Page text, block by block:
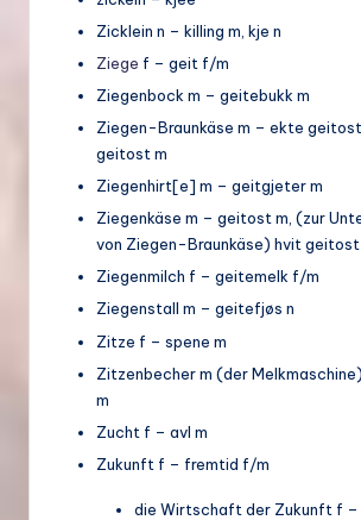
Zicklein n – killing m, kje n
Ziege f – geit f/m
Ziegenbock m – geitebukk m
Ziegen-Braunkäse m – ekte geitost
geitost m
Ziegenhirt[e] m – geitgjeter m
Ziegenkäse m – geitost m, (zur
von Ziegen-Braunkäse) hvit geitost
Ziegenmilch f – geitemelk f/m
Ziegenstall m – geitefjøs n
Zitze f – spene m
Zitzenbecher m (der
m
Zucht f – avl m
Zukunft f – fremtid f/m
die Wirtschaft der Zukunft f –